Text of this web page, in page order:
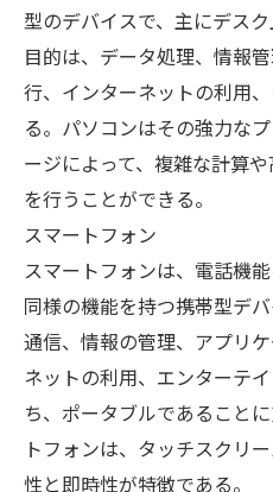
型のデバイスで、主にデス
目的は、データ処理、情報
行、インターネットの利用
る。パソコンはその強力な
ージによって、複雑な計算
を行うことができる。
スマートフォン
スマートフォンは、電話機
同様の機能を持つ携帯型デ
通信、情報の管理、アプリ
ネットの利用、エンターテ
ち、ポータブルであること
トフォンは、タッチスクリ
性と即時性が特徴である。